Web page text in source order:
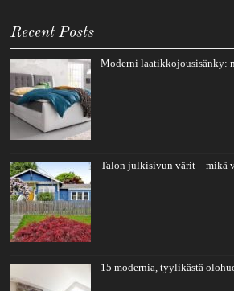
Recent Posts
Moderni laatikkojousisänky:
Talon julkisivun värit – mikä
15 modernia, tyylikästä